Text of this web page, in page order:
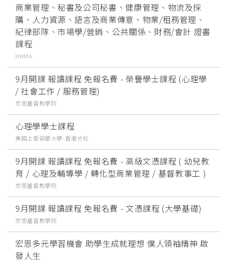
商業管理、秘書及公司秘書、健康管理、物流及採
購、人力資源、語言及商業傳意、物業/租務管理、
紀律部隊、市場學/營銷、公共關係、財務/會計 證書
課程
HKMA
9月開課 報讀課程 免報名費 - 榮譽學士課程 (心理學
/ 社會工作 / 服務管理)
宏恩基督教學院
心理學學士課程
美國上愛荷華大學-香港分校
9月開課 報讀課程 免報名費 - 高級文憑課程 ( 幼兒教
育 / 心理及輔導學 / 轉化型商業管理 / 基督教事工 )
宏恩基督教學院
9月開課 報讀課程 免報名費 - 文憑課程 (大學基礎)
宏恩基督教學院
宏恩多元學習機會 助學生成就理想 僕人領袖精神 啟
發人生